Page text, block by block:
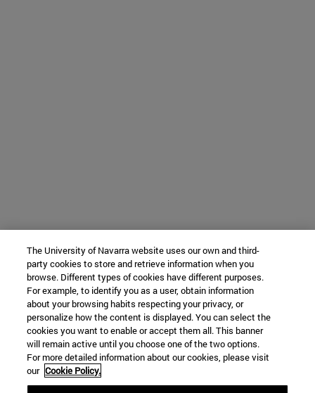
The University of Navarra website uses our own and third-
party cookies to store and retrieve information when you
browse. Different types of cookies have different purposes.
For example, to identify you as a user, obtain information
about your browsing habits respecting your privacy, or
personalize how the content is displayed. You can select the
cookies you want to enable or accept them all. This banner
will remain active until you choose one of the two options.
For more detailed information about our cookies, please visit
our Cookie Policy.